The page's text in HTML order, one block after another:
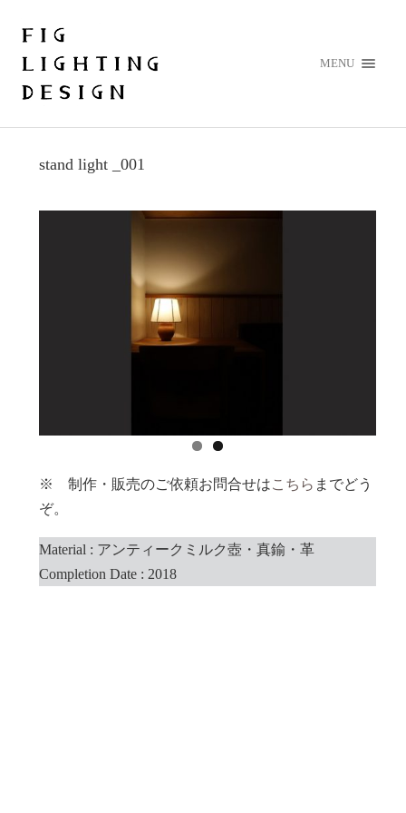
MENU
stand light _001
※ 制作・販売のご依頼お問合せはこちら までどう
ぞ。
Material : アンティークミルク壺・真鍮・革
Completion Date : 2018